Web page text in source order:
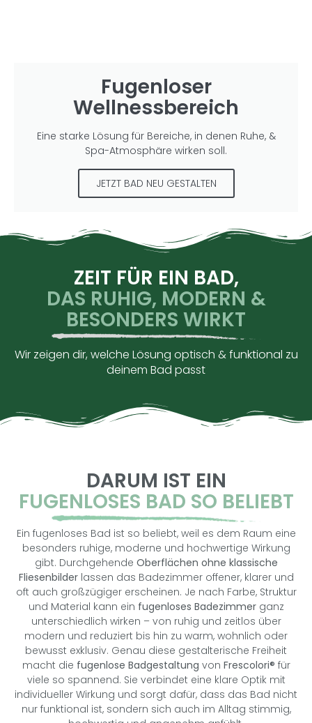
Fugenloser
Wellnessbereich
Eine starke Lösung für Bereiche, in denen Ruhe, &
Spa-Atmosphäre wirken soll.
JETZT BAD NEU GESTALTEN
ZEIT FÜR EIN BAD,
DAS RUHIG, MODERN &
BESONDERS WIRKT
Wir zeigen dir, welche Lösung optisch & funktional zu
deinem Bad passt
DARUM IST EIN
FUGENLOSES BAD SO BELIEBT
Ein fugenloses Bad ist so beliebt, weil es dem Raum eine
besonders ruhige, moderne und hochwertige Wirkung
gibt. Durchgehende Oberflächen ohne klassische
Fliesenbilderlassen das Badezimmer offener, klarer und
oft auch großzügiger erscheinen. Je nach Farbe, Struktur
und Material kann ein fugenloses Badezimmerganz
unterschiedlich wirken – von ruhig und zeitlos über
modern und reduziert bis hin zu warm, wohnlich oder
bewusst exklusiv. Genau diese gestalterische Freiheit
macht die fugenlose Badgestaltung von Frescolori® für
viele so spannend. Sie verbindet eine klare Optik mit
individueller Wirkung und sorgt dafür, dass das Bad nicht
nur funktional ist, sondern sich auch im Alltag stimmig,